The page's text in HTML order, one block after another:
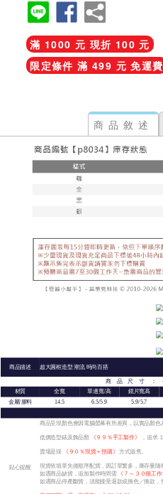
滿 1000 元 現折 100 元
限定條件 滿 499 元 免運費
商品敘述